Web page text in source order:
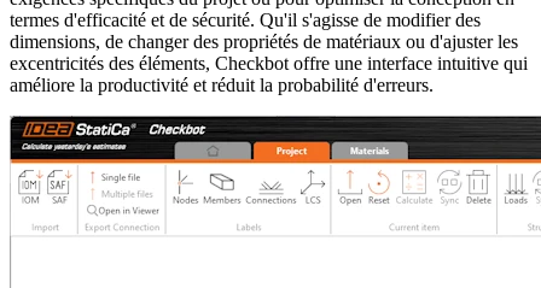
termes d'efficacité et de sécurité. Qu'il s'agisse de modifier des
dimensions, de changer des propriétés de matériaux ou d'ajuster les
excentricités des éléments, Checkbot offre une interface intuitive qui
améliore la productivité et réduit la probabilité d'erreurs.